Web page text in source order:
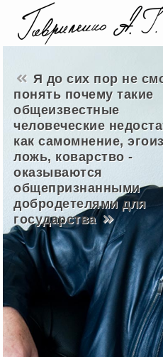
Я до сих пор не
понять почему такие
общеизвестные
человеческие
как самомнение,
ложь, коварство -
оказываются
общепризнанными
добродетелями для
государства